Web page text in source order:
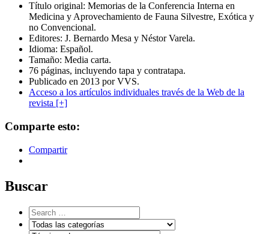
Título original: Memorias de la Conferencia Interna en
Medicina y Aprovechamiento de Fauna Silvestre, Exótica y
no Convencional.
Editores: J. Bernardo Mesa y Néstor Varela.
Idioma: Español.
Tamaño: Media carta.
76 páginas, incluyendo tapa y contratapa.
Publicado en 2013 por VVS.
Acceso a los artículos individuales través de la Web de la
revista [+]
Comparte esto:
Compartir
Buscar